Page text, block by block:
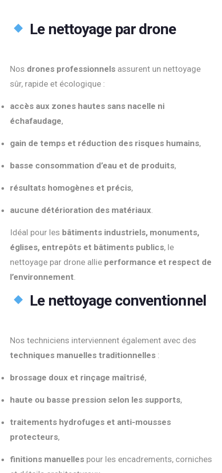
Le nettoyage par drone
Nos drones professionnels assurent un nettoyage
sûr, rapide et écologique :
accès aux zones hautes sans nacelle ni
échafaudage,
gain de temps et réduction des risques humains,
basse consommation d’eau et de produits,
résultats homogènes et précis,
aucune détérioration des matériaux.
Idéal pour les bâtiments industriels, monuments,
églises, entrepôts et bâtiments publics, le
nettoyage par drone allie performance et respect de
l’environnement.
Le nettoyage conventionnel
Nos techniciens interviennent également avec des
techniques manuelles traditionnelles :
brossage doux et rinçage maîtrisé,
haute ou basse pression selon les supports,
traitements hydrofuges et anti-mousses
protecteurs,
finitions manuelles pour les encadrements, corniches